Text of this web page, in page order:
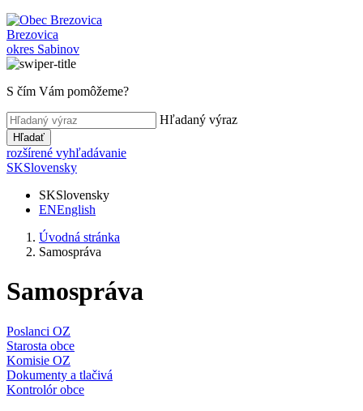
Brezovica
okres Sabinov
S čím Vám pomôžeme?
Hľadaný výraz
Hľadať
rozšírené vyhľadávanie
SKSlovensky
SKSlovensky
ENEnglish
Úvodná stránka
Samospráva
Samospráva
Poslanci OZ
Starosta obce
Komisie OZ
Dokumenty a tlačivá
Kontrolór obce